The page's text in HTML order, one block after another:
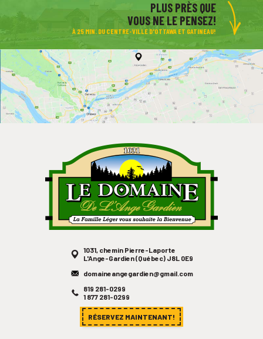
PLUS PRÈS QUE
VOUS NE LE PENSEZ!
À 25 MIN. DU CENTRE-VILLE D'OTTAWA ET GATINEAU!
1031, chemin Pierre-Laporte
L'Ange-Gardien (Québec) J8L 0E9
domaineangegardien@gmail.com
819 281-0299
1 877 281-0299
RÉSERVEZ MAINTENANT!